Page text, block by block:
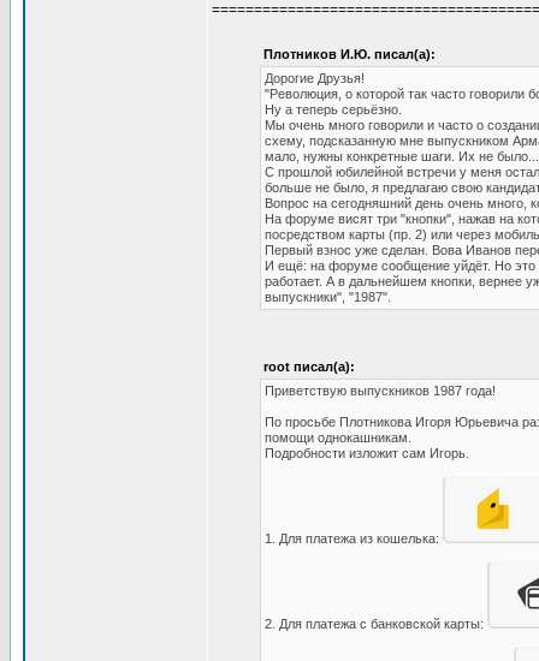
Плотников И.Ю. писал(а):
Дорогие Друзья!
"Революция, о которой так часто говорили
Ну а теперь серьёзно.
Мы очень много говорили и часто о
схему, подсказанную мне выпускником
мало, нужны конкретные шаги. Их не было...
С прошлой юбилейной встречи у меня
больше не было, я предлагаю свою
Вопрос на сегодняшний день очень много,
На форуме висят три "кнопки", нажав на
посредством карты (пр. 2) или через
Первый взнос уже сделан. Вова Иванов
И ещё: на форуме сообщение уйдёт. Но это
работает. А в дальнейшем кнопки, вернее
выпускники", "1987".
root писал(а):
Приветствую выпускников 1987 года!
По просьбе Плотникова Игоря Юрьевича
помощи однокашникам.
Подробности изложит сам Игорь.
1. Для платежа из кошелька:
2. Для платежа с банковской карты: